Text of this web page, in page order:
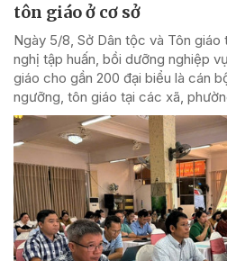
tôn giáo ở cơ sở
Ngày 5/8, Sở Dân tộc và Tôn
nghị tập huấn, bồi dưỡng nghiệp
giáo cho gần 200 đại biểu là cán
ngưỡng, tôn giáo tại các xã,